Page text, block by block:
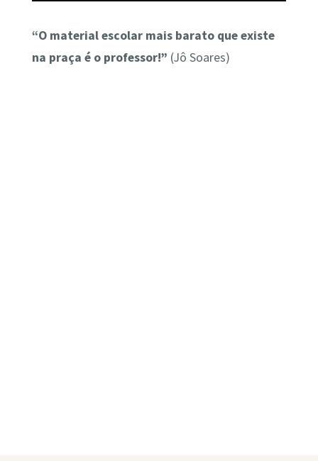
“O material escolar mais barato que existe
na praça é o professor!” (Jô Soares)